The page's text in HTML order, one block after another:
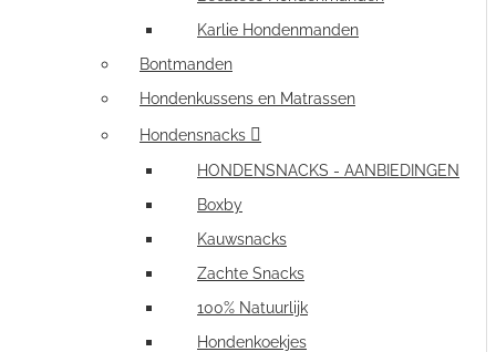
Karlie Hondenmanden
Bontmanden
Hondenkussens en Matrassen
Hondensnacks
HONDENSNACKS - AANBIEDINGEN
Boxby
Kauwsnacks
Zachte Snacks
100% Natuurlijk
Hondenkoekjes